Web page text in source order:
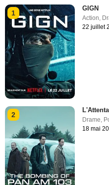
1
GIGN
Action,
22 juillet
2
Drame
18 mai